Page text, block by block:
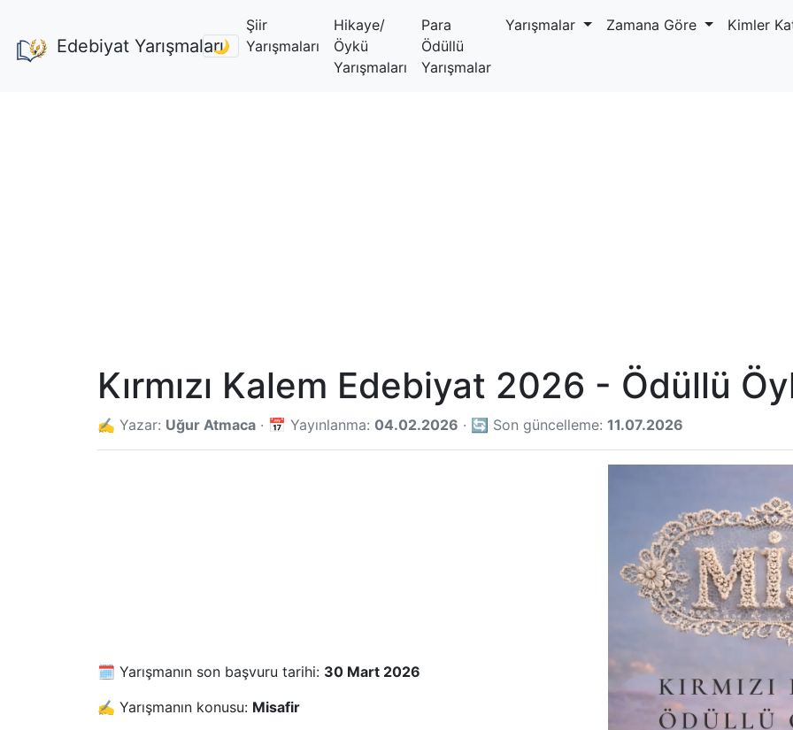
Edebiyat Yarışmaları
🌙
Şiir
Yarışmaları
Hikaye/
Öykü
Yarışmaları
Para
Ödüllü
Yarışmalar
Yarışmalar Zamana Göre Kimler
Kırmızı Kalem Edebiyat 2026 - Ödüllü
✍️ Yazar: Uğur Atmaca · 📅 Yayınlanma: 04.02.2026 · 🔄 Son güncelleme: 11.07.2026
🗓️ Yarışmanın son başvuru tarihi: 30 Mart 2026
✍️ Yarışmanın konusu: Misafir